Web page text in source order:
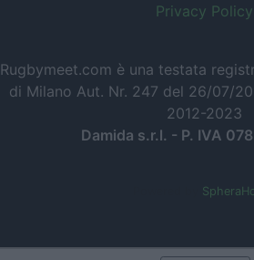
Privacy Policy
Rugbymeet.com è una testata
di Milano Aut. Nr. 247 del 26/07/
2012-2023
Damida s.r.l. - P. IVA